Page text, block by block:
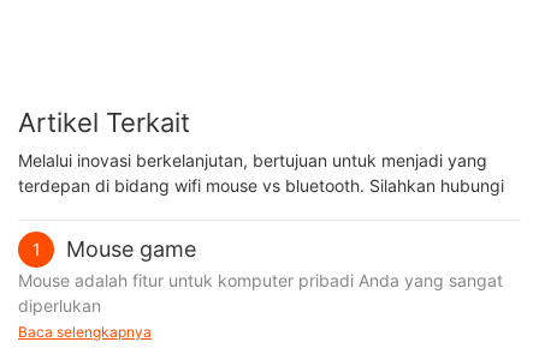
Artikel Terkait
Melalui inovasi berkelanjutan, bertujuan untuk menjadi yang
terdepan di bidang wifi mouse vs bluetooth. Silahkan hubungi
1 Mouse game
Mouse adalah fitur untuk komputer pribadi Anda yang sangat
diperlukan
Baca selengkapnya